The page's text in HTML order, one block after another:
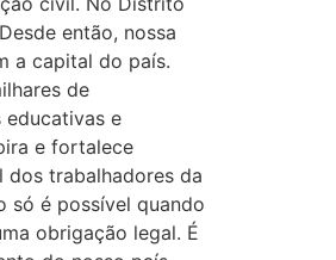
então, nossa
a capital do país.
de
educativas e
e fortalece
dos trabalhadores da
só é possível quando
obrigação legal. É